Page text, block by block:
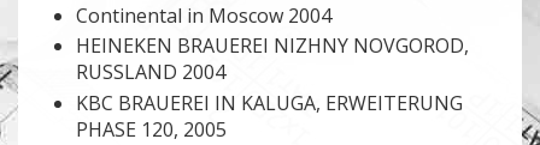
Continental in Moscow 2004
HEINEKEN BRAUEREI NIZHNY NOVGOROD,
RUSSLAND 2004
KBC BRAUEREI IN KALUGA, ERWEITERUNG
PHASE 120, 2005